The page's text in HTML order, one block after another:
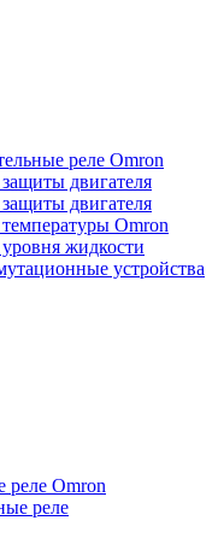
реле Omron
двигателя
двигателя
Omron
жидкости
устройства
реле Omron
реле